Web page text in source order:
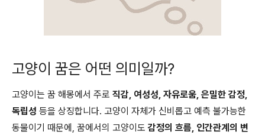
고양이 꿈은 어떤 의미일까?
고양이는 꿈 해몽에서 주로 직감, 여성성, 자유로움, 은밀한 감정,
독립성 등을 상징합니다. 고양이 자체가 신비롭고 예측 불가능한
동물이기 때문에, 꿈에서의 고양이도 감정의 흐름, 인간관계의 변